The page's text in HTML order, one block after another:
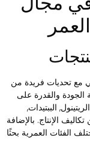
مع تحديات فريدة من
والقدرة على
الببتيدات,
الإنتاج. بالإضافة
العمرية بحثًا